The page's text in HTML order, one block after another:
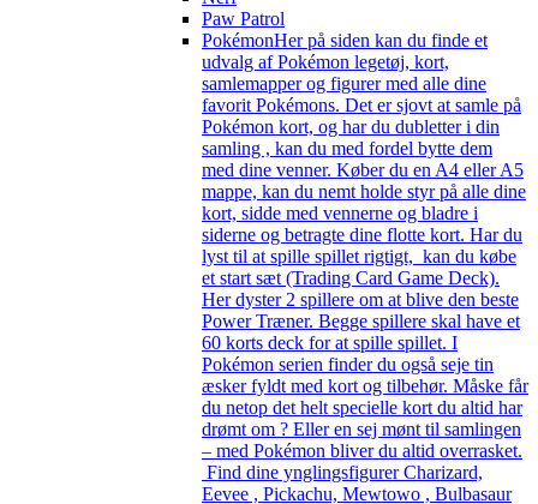
Paw Patrol
PokémonHer på siden kan du finde et
udvalg af Pokémon legetøj, kort,
samlemapper og figurer med alle dine
favorit Pokémons. Det er sjovt at samle på
Pokémon kort, og har du dubletter i din
samling , kan du med fordel bytte dem
med dine venner. Køber du en A4 eller A5
mappe, kan du nemt holde styr på alle dine
kort, sidde med vennerne og bladre i
siderne og betragte dine flotte kort. Har du
lyst til at spille spillet rigtigt, kan du købe
et start sæt (Trading Card Game Deck).
Her dyster 2 spillere om at blive den beste
Power Træner. Begge spillere skal have et
60 korts deck for at spille spillet. I
Pokémon serien finder du også seje tin
æsker fyldt med kort og tilbehør. Måske får
du netop det helt specielle kort du altid har
drømt om ? Eller en sej mønt til samlingen
– med Pokémon bliver du altid overrasket.
Find dine ynglingsfigurer Charizard,
Eevee , Pickachu, Mewtowo , Bulbasaur